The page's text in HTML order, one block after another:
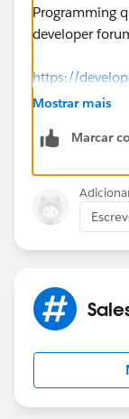
Programming
developer
https://
select
255
Thanks
Mostrar mais
Marcar